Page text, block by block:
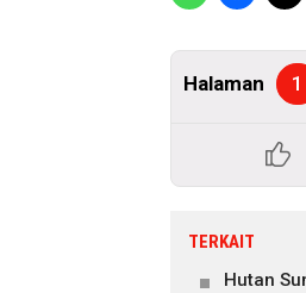
Halaman 1
TERKAIT
Hutan